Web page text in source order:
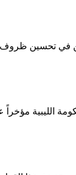
الليبية